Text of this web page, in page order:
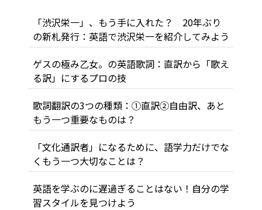
「渋沢栄一」、もう手に入れた？ 20年ぶり
の新札発行：英語で渋沢栄一を紹介してみよう
ゲスの極み乙女。の英語歌詞：直訳から「歌え
る訳」にするプロの技
歌詞翻訳の3つの種類：①直訳②自由訳、あと
もう一つ重要なものは？
「文化通訳者」になるために、語学力だけでな
くもう一つ大切なことは？
英語を学ぶのに遅過ぎることはない！自分の学
習スタイルを見つけよう